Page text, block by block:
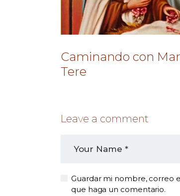
Caminando con
Tere
Leave a comment
Guardar mi nombre, correo
que haga un comentario.